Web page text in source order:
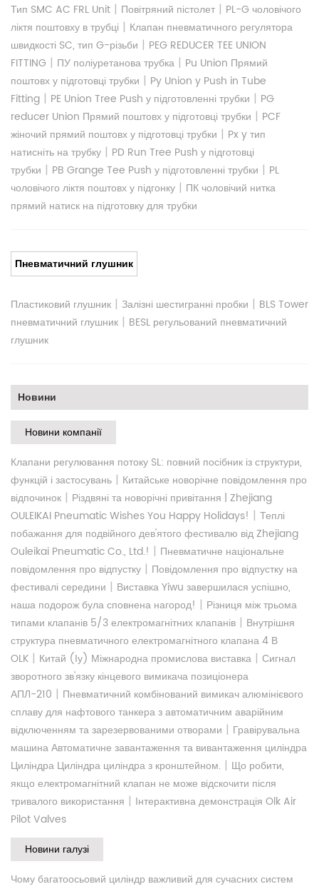
Тип SMC AC FRL Unit | Повітряний пістолет | PL-G чоловічого
ліктя поштовху в трубці | Клапан пневматичного регулятора
швидкості SC, тип G-різьби | PEG REDUCER TEE UNION
FITTING | ПУ поліуретанова трубка | Pu Union Прямий
поштовх у підготовці трубки | Py Union y Push in Tube
Fitting | PE Union Tree Push у підготовленні трубки | PG
reducer Union Прямий поштовх у підготовці трубки | PCF
жіночий прямий поштовх у підготовці трубки | Px y тип
натисніть на трубку | PD Run Tree Push у підготовці
трубки | PB Grange Tee Push у підготовленні трубки | PL
чоловічого ліктя поштовх у підгонку | ПК чоловічий нитка
прямий натиск на підготовку для трубки
Пневматичний глушник
Пластиковий глушник | Залізні шестигранні пробки | BLS Tower
пневматичний глушник | BESL регульований пневматичний
глушник
Новини
Новини компанії
Клапани регулювання потоку SL: повний посібник із структури,
функцій і застосувань | Китайське новорічне повідомлення про
відпочинок | Різдвяні та новорічні привітання | Zhejiang
OULEIKAI Pneumatic Wishes You Happy Holidays! | Теплі
побажання для подвійного дев'ятого фестивалю від Zhejiang
Ouleikai Pneumatic Co., Ltd.! | Пневматичне національне
повідомлення про відпустку | Повідомлення про відпустку на
фестивалі середини | Виставка Yiwu завершилася успішно,
наша подорож була сповнена нагород! | Різниця між трьома
типами клапанів 5/3 електромагнітних клапанів | Внутрішня
структура пневматичного електромагнітного клапана 4 В
OLK | Китай (Іу) Міжнародна промислова виставка | Сигнал
зворотного зв'язку кінцевого вимикача позиціонера
АПЛ-210 | Пневматичний комбінований вимикач алюмінієвого
сплаву для нафтового танкера з автоматичним аварійним
відключенням та зарезервованими отворами | Гравірувальна
машина Автоматичне завантаження та вивантаження циліндра
Циліндра Циліндра циліндра з кронштейном. | Що робити,
якщо електромагнітний клапан не може відскочити після
тривалого використання | Інтерактивна демонстрація Olk Air
Pilot Valves
Новини галузі
Чому багатоосьовий циліндр важливий для сучасних систем